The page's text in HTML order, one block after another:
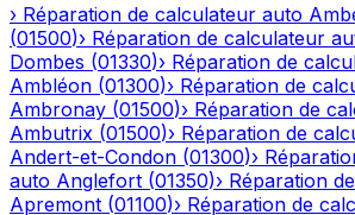
› Réparation de calculateur auto
(01500)› Réparation de calculateur
Dombes (01330)› Réparation de
Ambléon (01300)› Réparation de
Ambronay (01500)› Réparation de
Ambutrix (01500)› Réparation de
Andert-et-Condon (01300)›
auto Anglefort (01350)› Réparation
Apremont (01100)› Réparation de